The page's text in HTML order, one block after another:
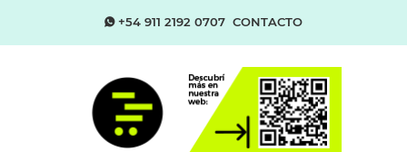
+54 911 2192 0707 CONTACTO